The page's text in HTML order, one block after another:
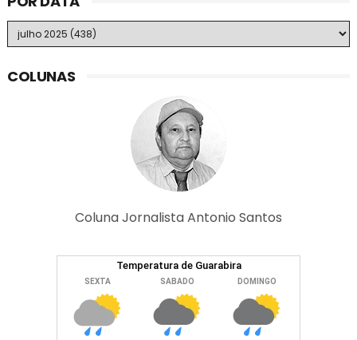
COLUNAS
Coluna Jornalista Antonio Santos